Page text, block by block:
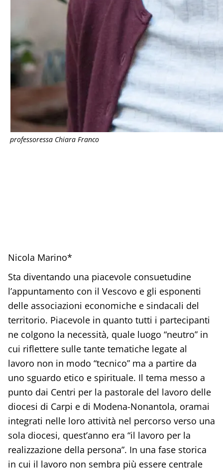
professoressa Chiara Franco
Nicola Marino*
Sta diventando una piacevole consuetudine
l’appuntamento con il Vescovo e gli esponenti
delle associazioni economiche e sindacali del
territorio. Piacevole in quanto tutti i partecipanti
ne colgono la necessità, quale luogo “neutro” in
cui riflettere sulle tante tematiche legate al
lavoro non in modo “tecnico” ma a partire da
uno sguardo etico e spirituale. Il tema messo a
punto dai Centri per la pastorale del lavoro delle
diocesi di Carpi e di Modena-Nonantola, oramai
integrati nelle loro attività nel percorso verso una
sola diocesi, quest’anno era “il lavoro per la
realizzazione della persona”. In una fase storica
in cui il lavoro non sembra più essere centrale